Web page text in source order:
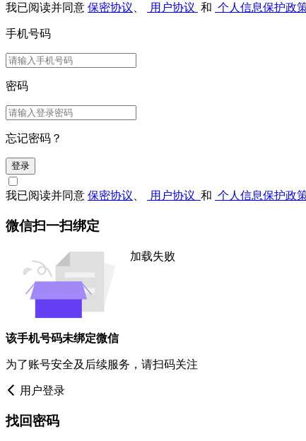
我已阅读并同意 保密协议 用户协议 和 个人信息保护政
手机号码
密码
忘记密码？
登录
我已阅读并同意 保密协议 用户协议 和 个人信息保护政
微信扫一扫绑定
加载失败
该手机号码未绑定微信
为了账号安全及后续服务，请扫码关注
用户登录
找回密码